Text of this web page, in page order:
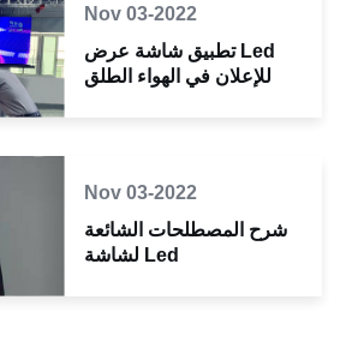
Nov 03-2022
تطبيق شاشة عرض Led
للإعلان في الهواء الطلق
Nov 03-2022
شرح المصطلحات الشائعة
لشاشة Led